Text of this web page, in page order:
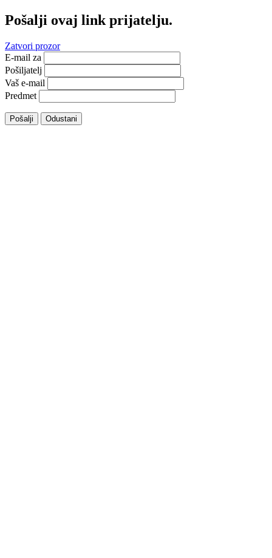
Pošalji ovaj link prijatelju.
Zatvori prozor
E-mail za
Pošiljatelj
Vaš e-mail
Predmet
Pošalji Odustani